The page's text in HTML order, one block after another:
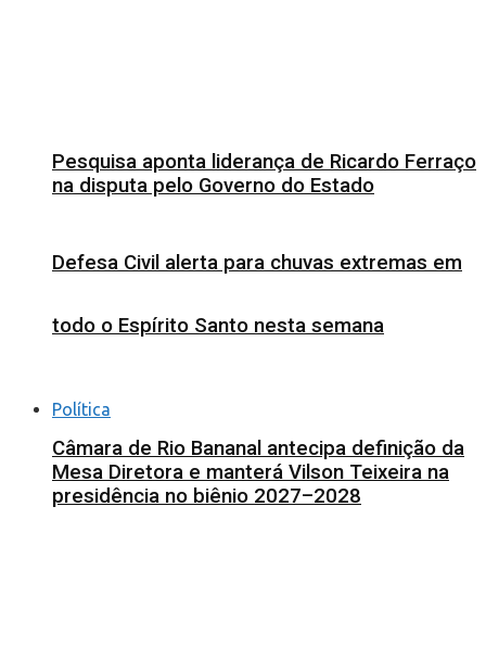
Defesa Civil alerta para chuvas extremas em
todo o Espírito Santo nesta semana
Política
Pesquisa aponta liderança de Ricardo Ferraço
na disputa pelo Governo do Estado
Câmara de Rio Bananal antecipa definição da
Mesa Diretora e manterá Vilson Teixeira na
presidência no biênio 2027–2028